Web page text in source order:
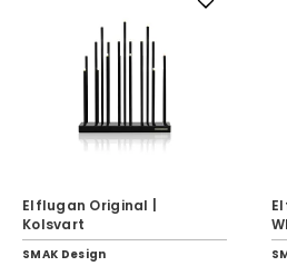
Elflugan Original |
Kolsvart
SMAK Design